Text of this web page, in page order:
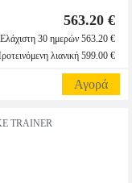
563.20 €
Ελάχιστη 30 ημερών 563.20 €
λιανική 599.00 €
Αγορά
TRAINER